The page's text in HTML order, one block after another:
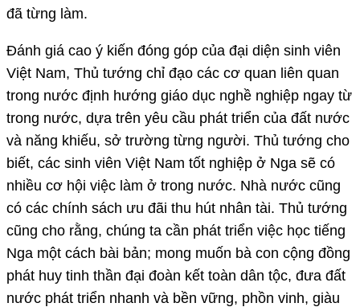
đã từng làm.
Đánh giá cao ý kiến đóng góp của đại diện sinh viên
Việt Nam, Thủ tướng chỉ đạo các cơ quan liên quan
trong nước định hướng giáo dục nghề nghiệp ngay từ
trong nước, dựa trên yêu cầu phát triển của đất nước
và năng khiếu, sở trường từng người. Thủ tướng cho
biết, các sinh viên Việt Nam tốt nghiệp ở Nga sẽ có
nhiều cơ hội việc làm ở trong nước. Nhà nước cũng
có các chính sách ưu đãi thu hút nhân tài. Thủ tướng
cũng cho rằng, chúng ta cần phát triển việc học tiếng
Nga một cách bài bản; mong muốn bà con cộng đồng
phát huy tinh thần đại đoàn kết toàn dân tộc, đưa đất
nước phát triển nhanh và bền vững, phồn vinh, giàu